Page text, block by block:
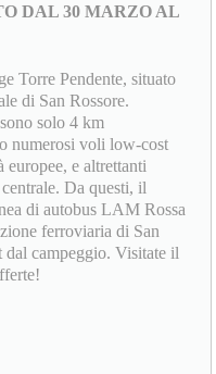
DAL 30 MARZO AL
Torre Pendente, situato
di San Rossore.
solo 4 km
numerosi voli low-cost
e altrettanti
Da questi, il
di autobus LAM Rossa
ferroviaria di San
dal campeggio. Visitate il